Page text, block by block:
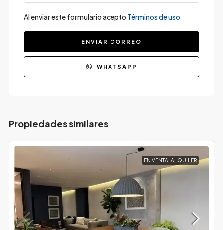
Al enviar este formulario acepto Términos de uso
ENVIAR CORREO
WHATSAPP
Propiedades similares
EN VENTA, ALQUILER